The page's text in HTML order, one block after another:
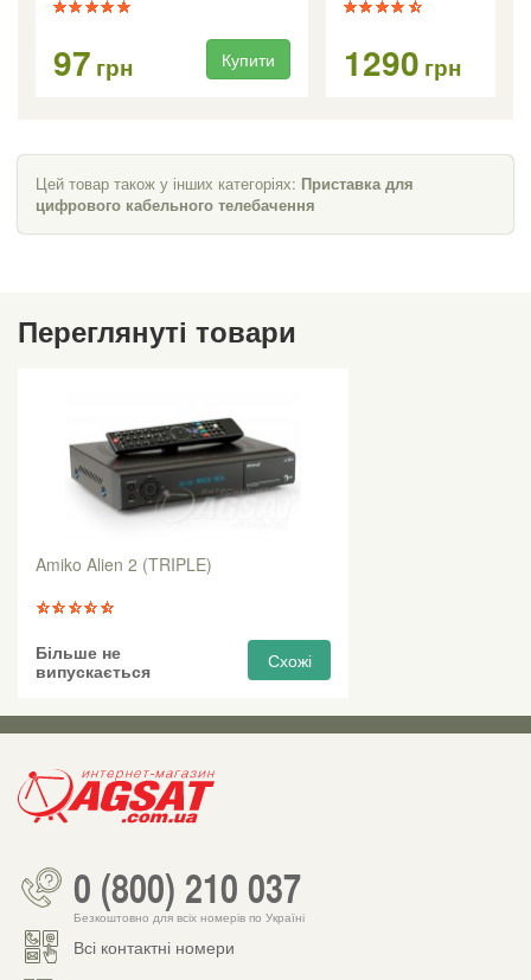
97 грн Купити 1290 грн
Цей товар також у інших категоріях: Приставка для
цифрового кабельного телебачення
Переглянуті товари
Amiko Alien 2 (TRIPLE)
Більше не
випускається
Схожі
0 (800) 210 037
Безкоштовно для всіх номерів по Україні
Всі контактні номери